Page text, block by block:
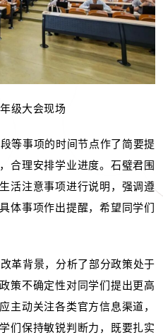
级大会现场
等事项的时间节点作了简要提
合理安排学业进度。石璧君围
活注意事项进行说明，强调遵
体事项作出提醒，希望同学们
革背景，分析了部分政策处于
策不确定性对同学们提出更高
主动关注各类官方信息渠道，
们保持敏锐判断力，既要扎实